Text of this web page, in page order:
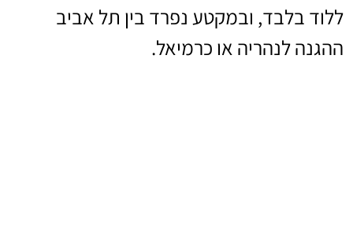
ללוד בלבד, ובמקטע נפרד בין תל אביב
ההגנה לנהריה או כרמיאל.